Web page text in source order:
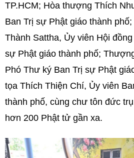
TP.HCM; Hòa thượng Thích
Ban Trị sự Phật giáo thành
Thành Sattha, Ủy viên Hội
sự Phật giáo thành phố;
Phó Thư ký Ban Trị sự Phật
tọa Thích Thiện Chí, Ủy viên
thành phố, cùng chư tôn đức
hơn 200 Phật tử gần xa.